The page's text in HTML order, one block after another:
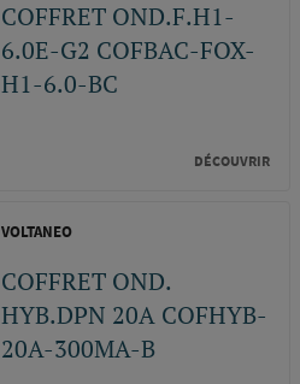
COFFRET OND.F.H1-
6.0E-G2 COFBAC-FOX-
H1-6.0-BC
DÉCOUVRIR
VOLTANEO
COFFRET OND.
HYB.DPN 20A COFHYB-
20A-300MA-B